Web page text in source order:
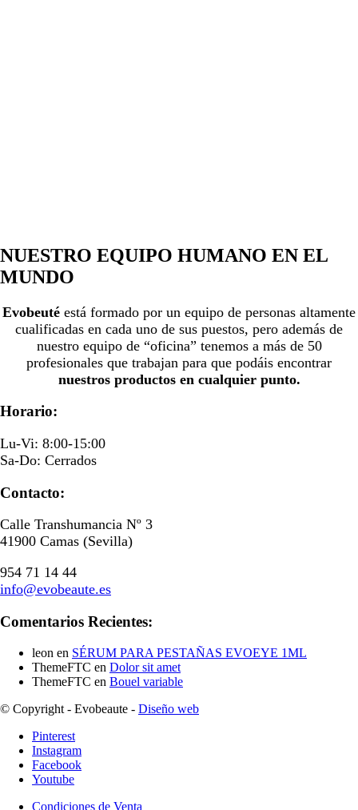
NUESTRO EQUIPO HUMANO EN EL
MUNDO
Evobeuté está formado por un equipo de personas altamente
cualificadas en cada uno de sus puestos, pero además de
nuestro equipo de “oficina” tenemos a más de 50
profesionales que trabajan para que podáis encontrar
nuestros productos en cualquier punto.
Horario:
Lu-Vi: 8:00-15:00
Sa-Do: Cerrados
Contacto:
Calle Transhumancia Nº 3
41900 Camas (Sevilla)
954 71 14 44
info@evobeaute.es
Comentarios Recientes:
leon en SÉRUM PARA PESTAÑAS EVOEYE 1ML
ThemeFTC en Dolor sit amet
ThemeFTC en Bouel variable
© Copyright - Evobeaute - Diseño web
Pinterest
Instagram
Facebook
Youtube
Condiciones de Venta